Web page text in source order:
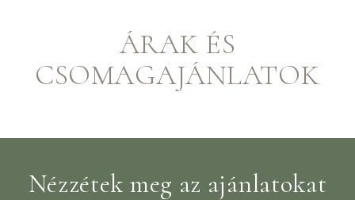
ÁRAK ÉS
CSOMAGAJÁNLATOK
Nézzétek meg az ajánlatokat